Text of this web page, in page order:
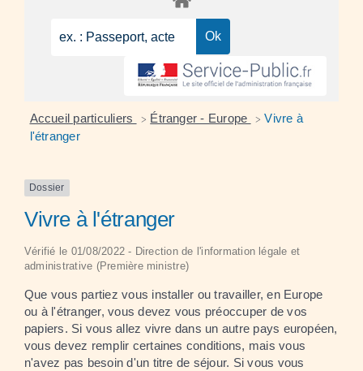
Accueil particuliers > Étranger - Europe > Vivre à
l'étranger
Dossier
Vivre à l'étranger
Vérifié le 01/08/2022 - Direction de l'information légale et
administrative (Première ministre)
Que vous partiez vous installer ou travailler, en Europe
ou à l'étranger, vous devez vous préoccuper de vos
papiers. Si vous allez vivre dans un autre pays européen,
vous devez remplir certaines conditions, mais vous
n'avez pas besoin d'un titre de séjour. Si vous vous